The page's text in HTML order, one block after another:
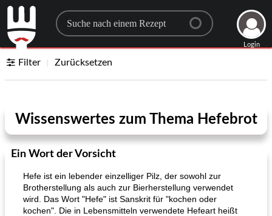
Search for a recipe
Login
Filter Zurücksetzen
Wissenswertes zum Thema Hefebrot
Ein Wort der Vorsicht
Hefe ist ein lebender einzelliger Pilz, der sowohl zur
Brotherstellung als auch zur Bierherstellung verwendet
wird. Das Wort "Hefe" ist Sanskrit für "kochen oder
kochen". Die in Lebensmitteln verwendete Hefeart heißt